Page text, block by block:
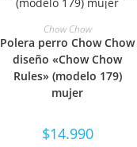
SELECCIONAR
Chow Chow
Polera perro Chow Chow
diseño «Chow Chow
Rules» (modelo 179)
mujer
$14.990